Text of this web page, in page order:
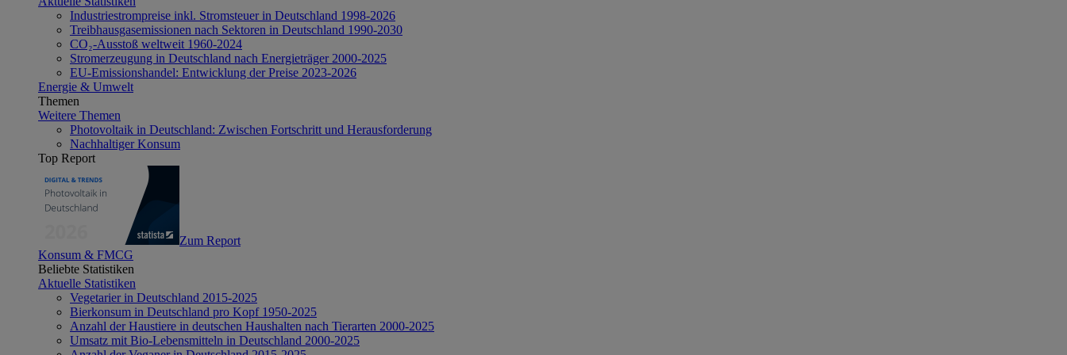
Industriestrompreise inkl. Stromsteuer in Deutschland 1998-2026
Treibhausgasemissionen nach Sektoren in Deutschland 1990-2030
CO₂-Ausstoß weltweit 1960-2024
Stromerzeugung in Deutschland nach Energieträger 2000-2025
EU-Emissionshandel: Entwicklung der Preise 2023-2026
Energie & Umwelt
Themen
Weitere Themen
Photovoltaik in Deutschland: Zwischen Fortschritt und Herausforderung
Nachhaltiger Konsum
Top Report
Zum Report
Konsum & FMCG
Beliebte Statistiken
Aktuelle Statistiken
Vegetarier in Deutschland 2015-2025
Bierkonsum in Deutschland pro Kopf 1950-2025
Anzahl der Haustiere in deutschen Haushalten nach Tierarten 2000-2025
Umsatz mit Bio-Lebensmitteln in Deutschland 2000-2025